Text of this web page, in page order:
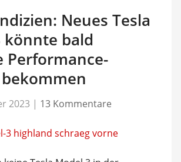
Neues Tesla
könnte bald
Performance-
2023 | 13 Kommentare